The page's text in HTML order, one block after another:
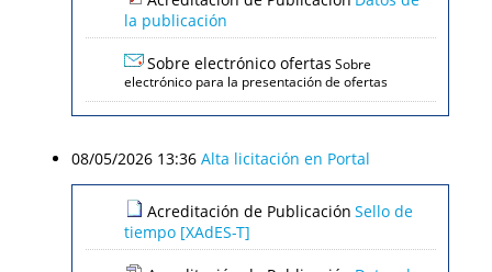
la publicación
Sobre electrónico ofertas Sobre
electrónico para la presentación de ofertas
08/05/2026 13:36 Alta licitación en Portal
Acreditación de Publicación Sello de
tiempo [XAdES-T]